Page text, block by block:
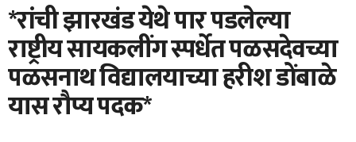
*रांची झारखंड येथे पार पडलेल्या
राष्ट्रीय सायकलींग स्पर्धेत पळसदेवच्या
पळसनाथ विद्यालयाच्या हरीश डोंबाळे
यास रौप्य पदक*